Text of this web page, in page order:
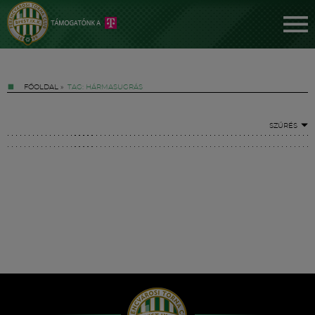
FŐOLDAL » TAG: HÁRMASUGRÁS
SZŰRÉS
Hírek